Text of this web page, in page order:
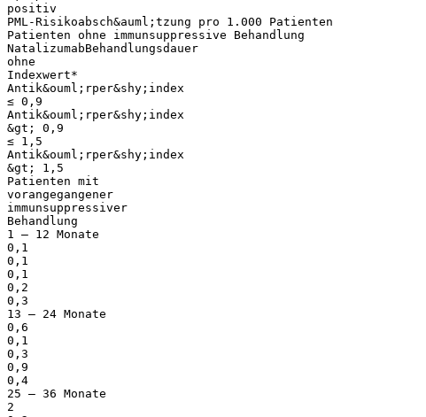
positiv
PML-Risikoabsch&auml;tzung pro 1.000 Patienten
Patienten ohne immunsuppressive Behandlung
NatalizumabBehandlungsdauer
ohne
Indexwert*
Antik&ouml;rper&shy;index
≤ 0,9
Antik&ouml;rper&shy;index
&gt; 0,9
≤ 1,5
Antik&ouml;rper&shy;index
&gt; 1,5
Patienten mit
vorangegangener
immunsuppressiver
Behandlung
1 – 12 Monate
0,1
0,1
0,1
0,2
0,3
13 – 24 Monate
0,6
0,1
0,3
0,9
0,4
25 – 36 Monate
2